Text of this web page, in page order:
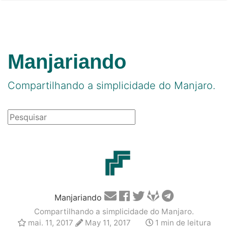
Manjariando
Compartilhando a simplicidade do Manjaro.
Manjariando
Compartilhando a simplicidade do Manjaro.
mai. 11, 2017
May 11, 2017 1 min de leitura